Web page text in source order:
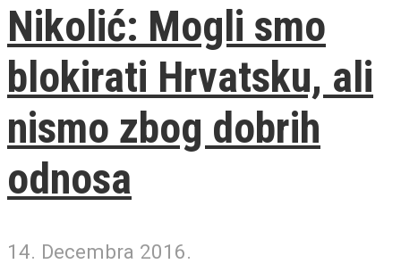
Nikolić: Mogli smo
blokirati Hrvatsku, ali
nismo zbog dobrih
odnosa
14. Decembra 2016.